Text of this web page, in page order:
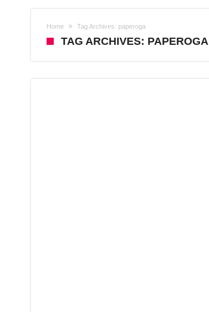
Home Tag Archives: paperoga
TAG ARCHIVES: PAPEROGA